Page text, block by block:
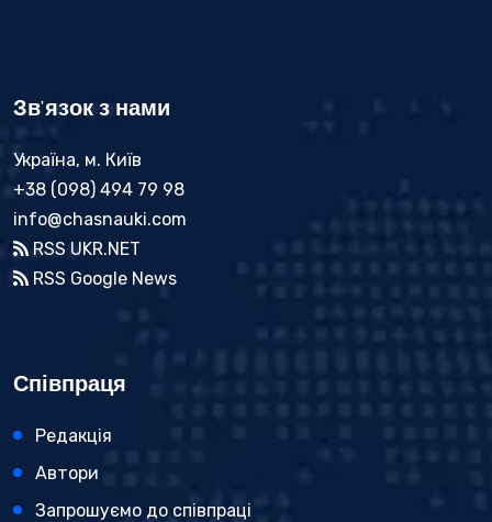
Зв'язок з нами
Україна, м. Київ
+38 (098) 494 79 98
info@chasnauki.com
RSS UKR.NET
RSS Google News
Співпраця
Редакція
Автори
Запрошуємо до співпраці